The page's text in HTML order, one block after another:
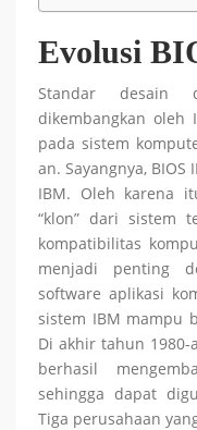
Evolusi
Standar desain
dikembangkan oleh
pada sistem
an. Sayangnya,
IBM. Oleh karena
“klon” dari sistem
kompatibilitas
menjadi penting
software aplikasi
sistem IBM mampu
Di akhir tahun 1980-
berhasil
sehingga dapat
Tiga perusahaan